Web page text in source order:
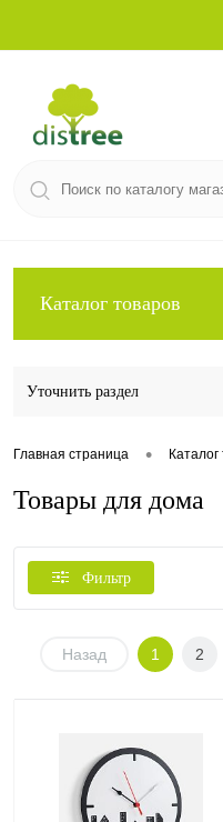
Каталог товаров
Уточнить раздел
Главная страница •
Товары для дома
Фильтр
Назад 1 2